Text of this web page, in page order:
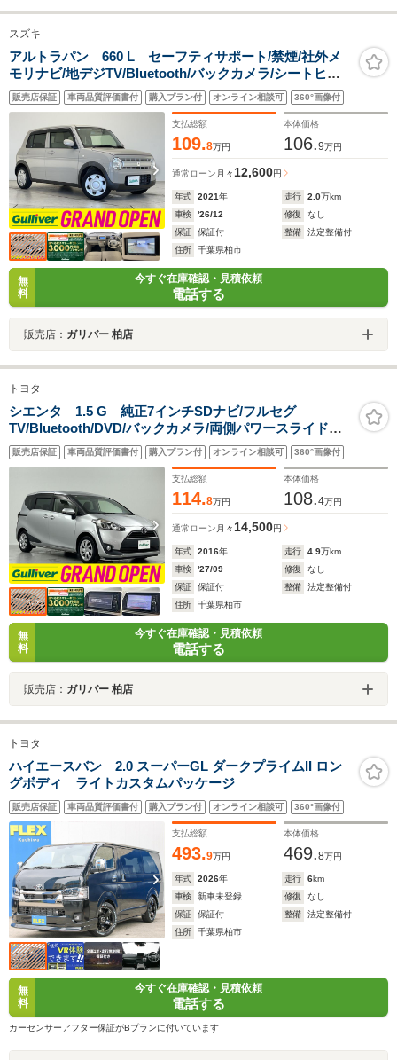
スズキ
アルトラパン 660 L セーフティサポート/禁煙/社外メ
モリナビ/地デジTV/Bluetooth/バックカメラ/シートヒー
ター/LEDライト/オートマハイビーム/衝突軽減ブレーキ/
レーンキープ/コーナーセンサー/スマートキー/プッシュス
タート
販売店保証 車両品質評価書付 購入プラン付 オンライン相談可 360°画像付
支払総額
109.8万円
本体価格
106.9万円
通常ローン 月々12,600円
年式 2021年 走行 2.0万km
車検
'26/12 修復
なし
保証
保証付 整備
法定整備付
住所
千葉県柏市
無
料
今すぐ在庫確認・見積依頼
電話する
販売店： ガリバー 柏店
トヨタ
シエンタ 1.5 G 純正7インチSDナビ/フルセグ
TV/Bluetooth/DVD/バックカメラ/両側パワースライドド
ア/革巻きステアリング/ステアリングスイッチ/ETC/アイ
ドリングストップ/LEDヘッドライト/プッシュスタート
販売店保証 車両品質評価書付 購入プラン付 オンライン相談可 360°画像付
支払総額
114.8万円
本体価格
108.4万円
通常ローン 月々14,500円
年式 2016年 走行 4.9万km
車検
'27/09 修復
なし
保証
保証付 整備
法定整備付
住所
千葉県柏市
無
料
今すぐ在庫確認・見積依頼
電話する
販売店： ガリバー 柏店
トヨタ
ハイエースバン 2.0 スーパーGL ダークプライムII ロン
グボディ ライトカスタムパッケージ
販売店保証 車両品質評価書付 購入プラン付 オンライン相談可 360°画像付
支払総額
493.9万円
本体価格
469.8万円
年式 2026年 走行 6km
車検
新車未登録 修復
なし
保証
保証付 整備
法定整備付
住所
千葉県柏市
無
料
今すぐ在庫確認・見積依頼
電話する
カーセンサーアフター保証がBプランに付いています